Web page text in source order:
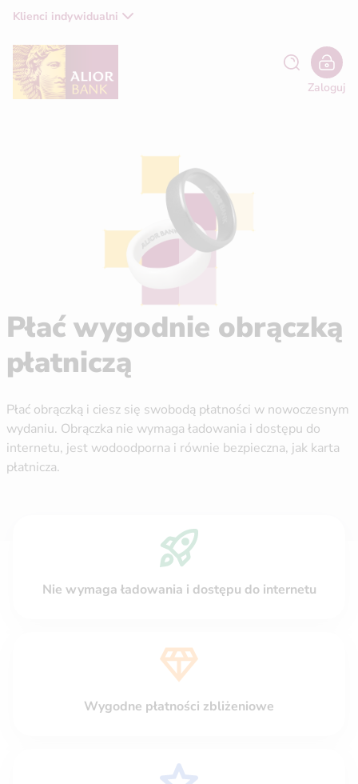
Klienci indywidualni
Zaloguj
Płać wygodnie obrączką
płatniczą
Płać obrączką i ciesz się swobodą płatności w nowoczesnym
wydaniu. Obrączka nie wymaga ładowania i dostępu do
internetu, jest wodoodporna i równie bezpieczna, jak karta
płatnicza.
Nie wymaga ładowania i dostępu do internetu
Wygodne płatności zbliżeniowe